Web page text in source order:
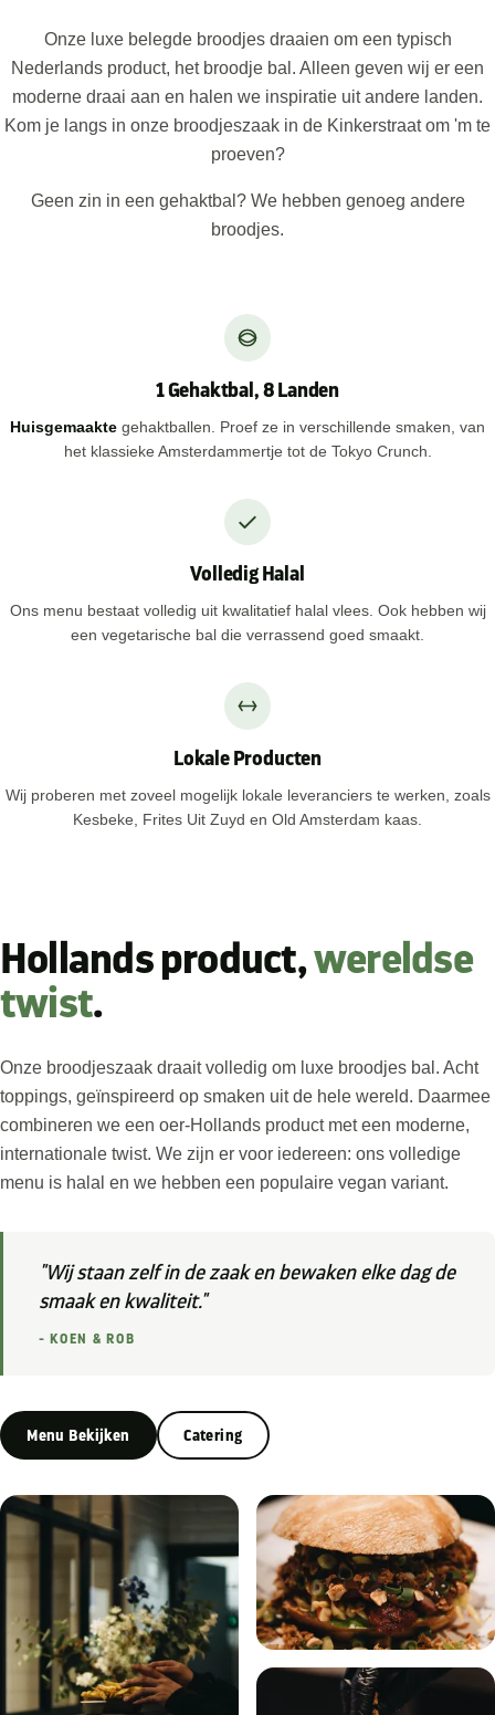
Onze luxe belegde broodjes draaien om een typisch
Nederlands product, het broodje bal. Alleen geven wij er een
moderne draai aan en halen we inspiratie uit andere landen.
Kom je langs in onze broodjeszaak in de Kinkerstraat om 'm te
proeven?
Geen zin in een gehaktbal? We hebben genoeg andere
broodjes.
1 Gehaktbal, 8 Landen
Huisgemaakte gehaktballen. Proef ze in verschillende smaken, van
het klassieke Amsterdammertje tot de Tokyo Crunch.
Volledig Halal
Ons menu bestaat volledig uit kwalitatief halal vlees. Ook hebben wij
een vegetarische bal die verrassend goed smaakt.
Lokale Producten
Wij proberen met zoveel mogelijk lokale leveranciers te werken, zoals
Kesbeke, Frites Uit Zuyd en Old Amsterdam kaas.
Hollands product,wereldse
twist.
Onze broodjeszaak draait volledig om luxe broodjes bal. Acht
toppings, geïnspireerd op smaken uit de hele wereld. Daarmee
combineren we een oer-Hollands product met een moderne,
internationale twist. We zijn er voor iedereen: ons volledige
menu is halal en we hebben een populaire vegan variant.
"Wij staan zelf in de zaak en bewaken elke dag de
smaak en kwaliteit."
- KOEN & ROB
Menu Bekijken Catering